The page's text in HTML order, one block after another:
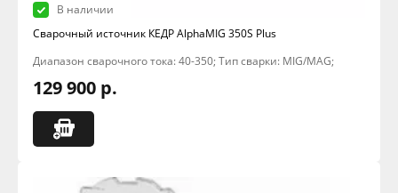
В наличии
Сварочный источник КЕДР AlphaMIG 350S Plus
Диапазон сварочного тока: 40-350; Тип сварки: MIG/MAG;
129 900 р.